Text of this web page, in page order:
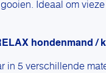
Ideaal om
hondenmand /
in 5 verschillende